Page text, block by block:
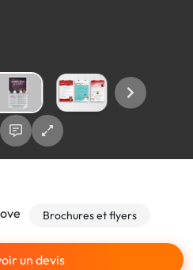
Brochures et flyers
un devis